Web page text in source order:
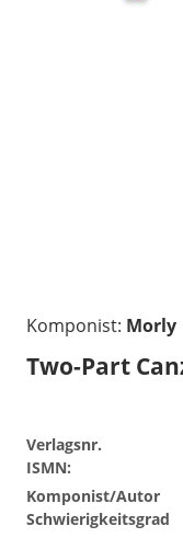
Komponist: Morly
Two-Part
Verlagsnr.
ISMN:
Komponist/Autor
Schwierigkeitsgrad